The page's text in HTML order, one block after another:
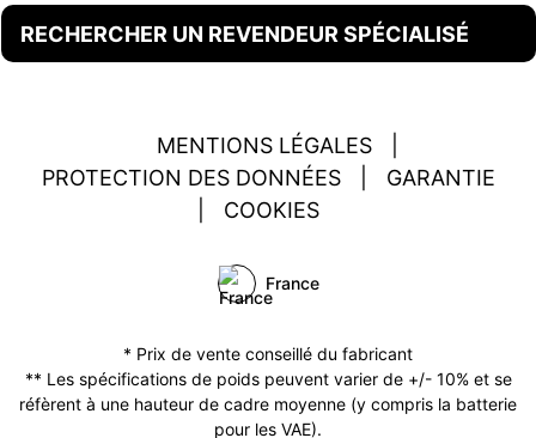
RECHERCHER UN REVENDEUR SPÉCIALISÉ
MENTIONS LÉGALES
PROTECTION DES DONNÉES
GARANTIE
COOKIES
France
* Prix de vente conseillé du fabricant
** Les spécifications de poids peuvent varier de +/- 10% et se
réfèrent à une hauteur de cadre moyenne (y compris la batterie
pour les VAE).